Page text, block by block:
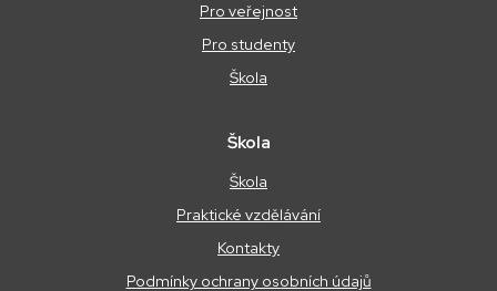
Pro veřejnost
Pro studenty
Škola
Škola
Škola
Praktické vzdělávání
Kontakty
Podmínky ochrany osobních údajů